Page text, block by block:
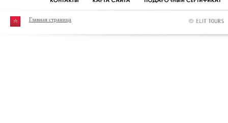
Главная страница